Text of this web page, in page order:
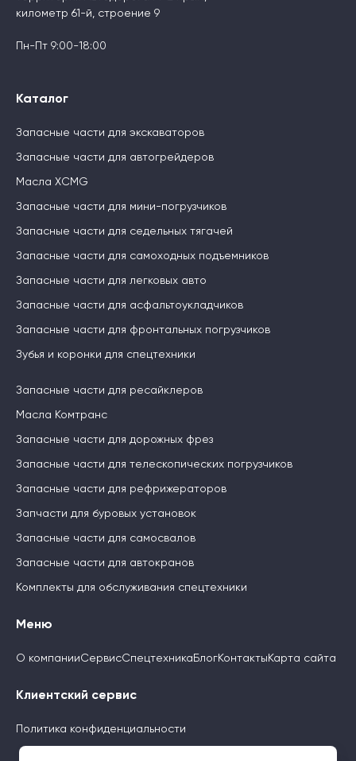
километр 61-й, строение 9
Пн-Пт 9:00-18:00
Каталог
Запасные части для экскаваторов
Запасные части для автогрейдеров
Масла XCMG
Запасные части для мини-погрузчиков
Запасные части для седельных тягачей
Запасные части для самоходных подъемников
Запасные части для легковых авто
Запасные части для асфальтоукладчиков
Запасные части для фронтальных погрузчиков
Зубья и коронки для спецтехники
Запасные части для ресайклеров
Масла Комтранс
Запасные части для дорожных фрез
Запасные части для телескопических погрузчиков
Запасные части для рефрижераторов
Запчасти для буровых установок
Запасные части для самосвалов
Запасные части для автокранов
Комплекты для обслуживания спецтехники
Меню
О компанииСервисСпецтехника БлогКонтакты Карта сайта
Клиентский сервис
Политика конфиденциальности